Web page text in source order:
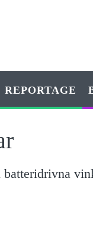
REPORTAGE